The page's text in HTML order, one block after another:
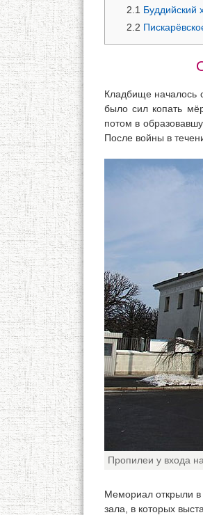
2.1 Буддийский
2.2
Кладбище началось
было сил копать
потом в
После войны в
Пропилеи у входа
Мемориал открыли в
зала, в которых